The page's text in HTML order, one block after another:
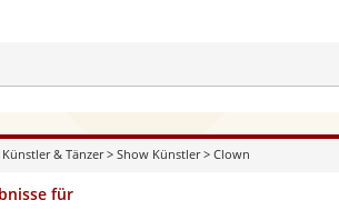
& Tänzer> Show Künstler> Clown
für